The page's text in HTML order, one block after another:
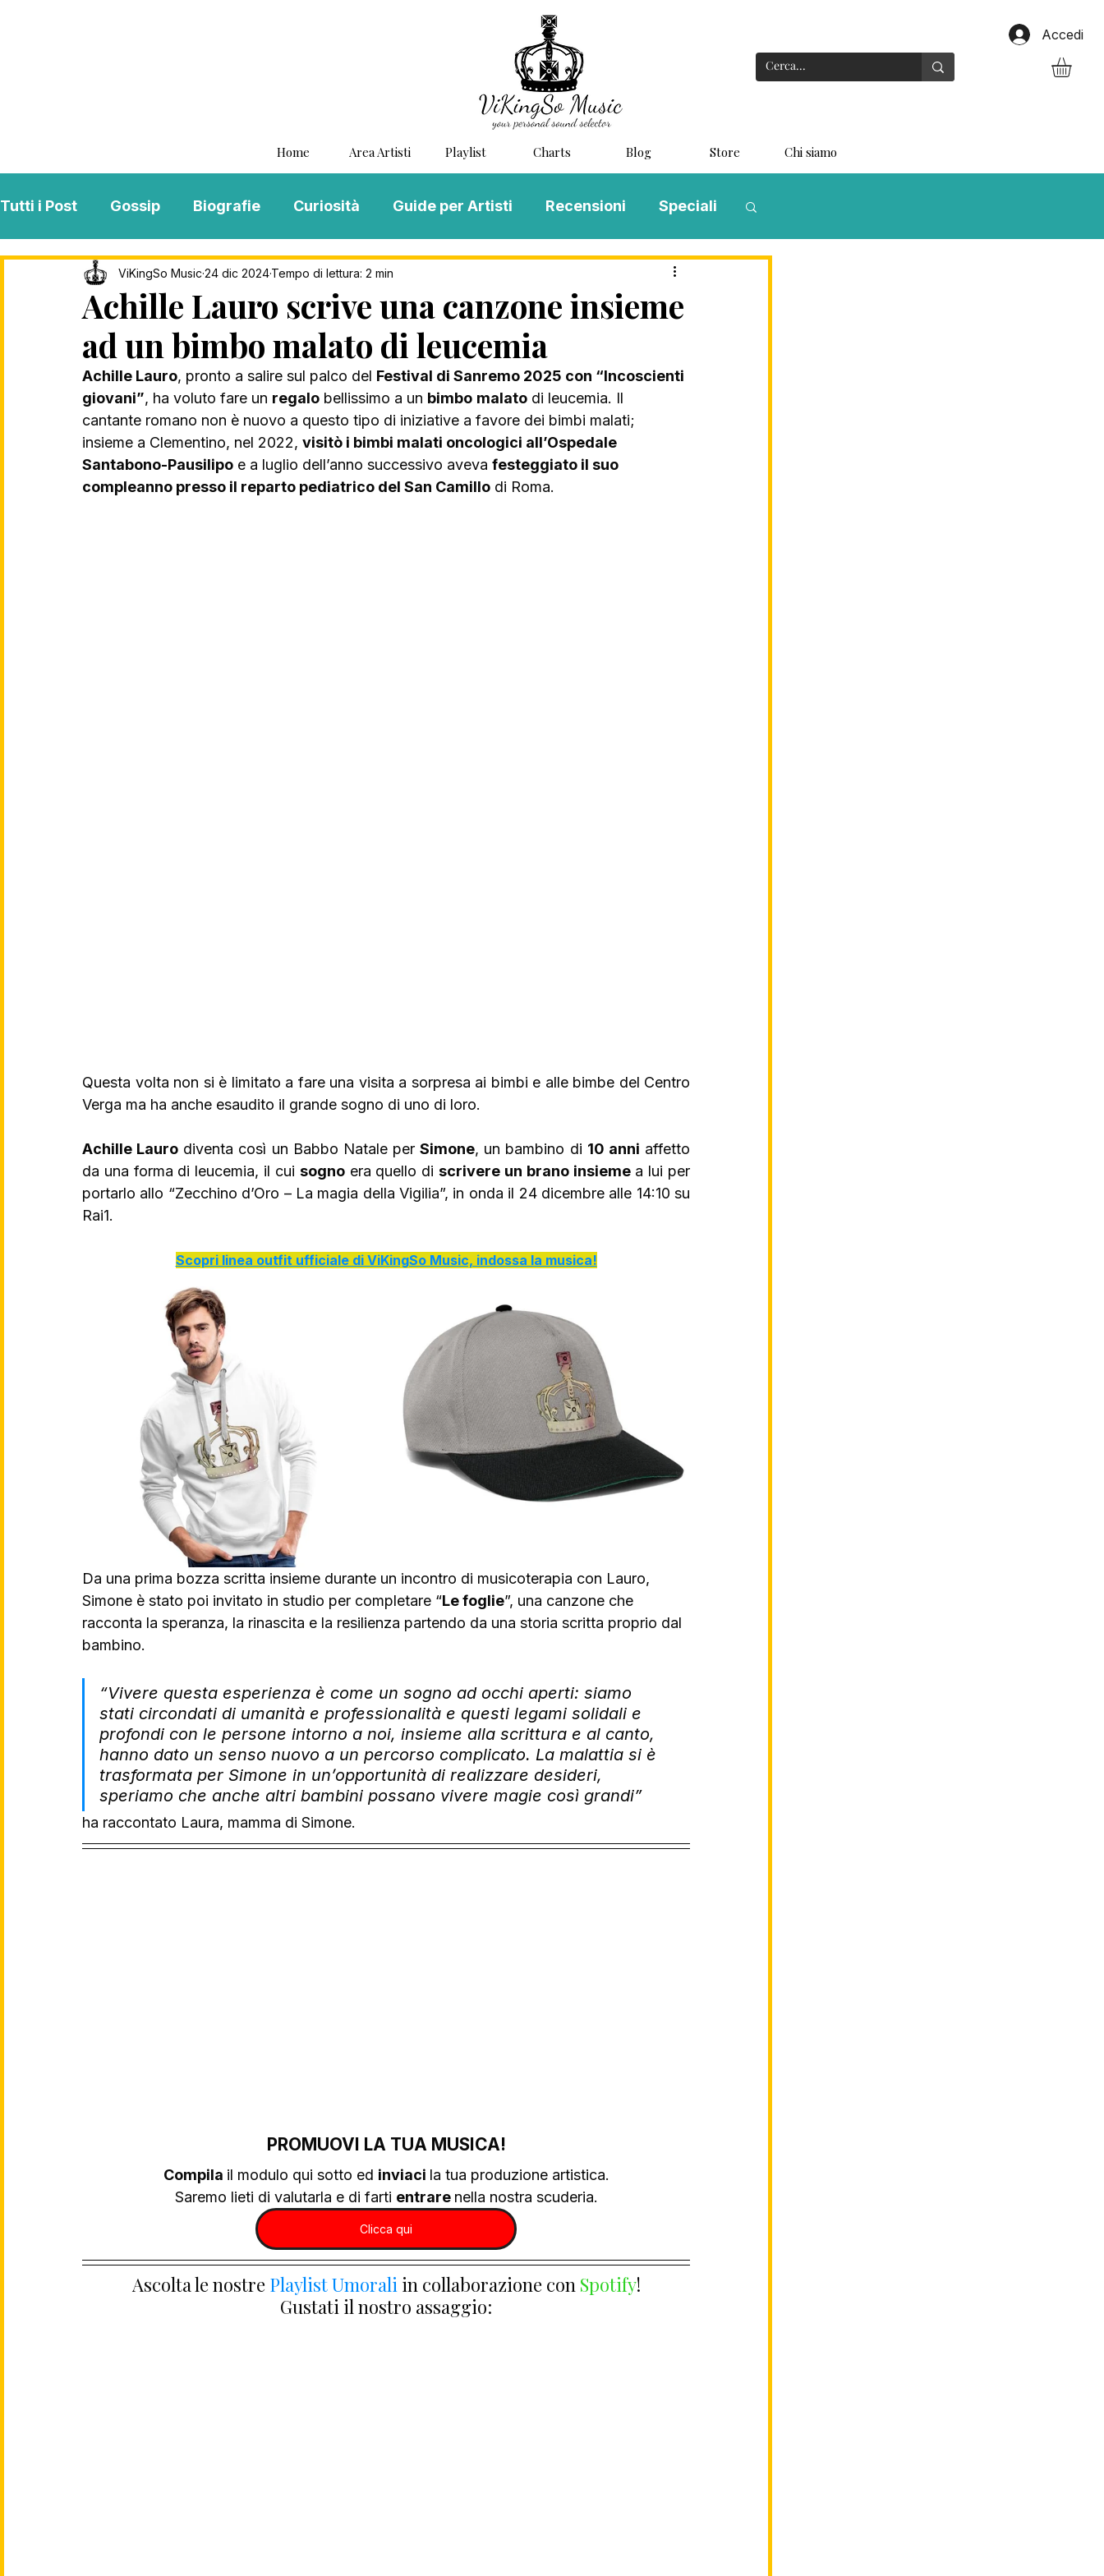
Accedi
Home Area Artisti Playlist Charts Blog Store Chi siamo
Tutti i Post Gossip Biografie Curiosità Guide per Artisti Recensioni Speciali
Interviste ViKingSo Music MENTAL BLOG MUSIC
Song Of The Week Charts Playlist
Achille Lauro scrive una canzone insieme
ad un bimbo malato di leucemia
ViKingSo Music 24 dic 2024Tempo di lettura: 2 min
Achille Lauro, pronto a salire sul palco del Festival di Sanremo 2025 con “Incoscienti
giovani”, ha voluto fare un regalo bellissimo a un bimbo malato di leucemia. Il
cantante romano non è nuovo a questo tipo di iniziative a favore dei bimbi malati;
insieme a Clementino, nel 2022, visitò i bimbi malati oncologici all’Ospedale
Santabono-Pausilipo e a luglio dell’anno successivo aveva festeggiato il suo
compleanno presso il reparto pediatrico del San Camillo di Roma.
Questa volta non si è limitato a fare una visita a sorpresa ai bimbi e alle bimbe del Centro
Verga ma ha anche esaudito il grande sogno di uno di loro.
Achille Lauro diventa così un Babbo Natale per Simone, un bambino di 10 anni affetto
da una forma di leucemia, il cui sogno era quello di scrivere un brano insieme a lui per
portarlo allo “Zecchino d’Oro – La magia della Vigilia”, in onda il 24 dicembre alle 14:10 su
Rai1.
Scopri linea outfit ufficiale di ViKingSo Music, indossa la musica!
Da una prima bozza scritta insieme durante un incontro di musicoterapia con Lauro,
Simone è stato poi invitato in studio per completare “Le foglie”, una canzone che
racconta la speranza, la rinascita e la resilienza partendo da una storia scritta proprio dal
bambino.
“Vivere questa esperienza è come un sogno ad occhi aperti: siamo
stati circondati di umanità e professionalità e questi legami solidali e
profondi con le persone intorno a noi, insieme alla scrittura e al canto,
hanno dato un senso nuovo a un percorso complicato. La malattia si è
trasformata per Simone in un’opportunità di realizzare desideri,
speriamo che anche altri bambini possano vivere magie così grandi”
ha raccontato Laura, mamma di Simone.
PROMUOVI LA TUA MUSICA!
Compila il modulo qui sotto ed inviaci la tua produzione artistica.
Saremo lieti di valutarla e di farti entrare nella nostra scuderia.
Clicca qui
Ascolta le nostre Playlist Umorali in collaborazione con Spotify!
Gustati il nostro assaggio: